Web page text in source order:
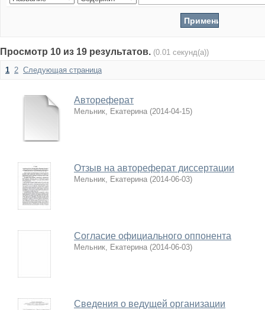
Просмотр 10 из 19 результатов. (0.01 секунд(а))
1 2 Следующая страница
Автореферат
Мельник, Екатерина (2014-04-15)
Отзыв на автореферат диссертации
Мельник, Екатерина (2014-06-03)
Согласие официального оппонента
Мельник, Екатерина (2014-06-03)
Сведения о ведущей организации